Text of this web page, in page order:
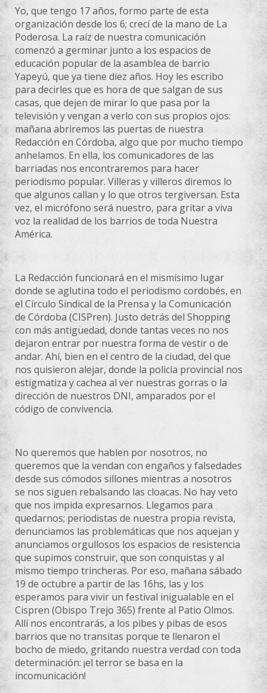
Yo, que tengo 17 años, formo parte de esta
organización desde los 6; crecí de la mano de La
Poderosa. La raíz de nuestra comunicación
comenzó a germinar junto a los espacios de
educación popular de la asamblea de barrio
Yapeyú, que ya tiene diez años. Hoy les escribo
para decirles que es hora de que salgan de sus
casas, que dejen de mirar lo que pasa por la
televisión y vengan a verlo con sus propios ojos:
mañana abriremos las puertas de nuestra
Redacción en Córdoba, algo que por mucho tiempo
anhelamos. En ella, los comunicadores de las
barriadas nos encontraremos para hacer
periodismo popular. Villeras y villeros diremos lo
que algunos callan y lo que otros tergiversan. Esta
vez, el micrófono será nuestro, para gritar a viva
voz la realidad de los barrios de toda Nuestra
América.
La Redacción funcionará en el mismísimo lugar
donde se aglutina todo el periodismo cordobés, en
el Círculo Sindical de la Prensa y la Comunicación
de Córdoba (CISPren). Justo detrás del Shopping
con más antigüedad, donde tantas veces no nos
dejaron entrar por nuestra forma de vestir o de
andar. Ahí, bien en el centro de la ciudad, del que
nos quisieron alejar, donde la policía provincial nos
estigmatiza y cachea al ver nuestras gorras o la
dirección de nuestros DNI, amparados por el
código de convivencia.
No queremos que hablen por nosotros, no
queremos que la vendan con engaños y falsedades
desde sus cómodos sillones mientras a nosotros
se nos siguen rebalsando las cloacas. No hay veto
que nos impida expresarnos. Llegamos para
quedarnos; periodistas de nuestra propia revista,
denunciamos las problemáticas que nos aquejan y
anunciamos orgullosos los espacios de resistencia
que supimos construir, que son conquistas y al
mismo tiempo trincheras. Por eso, mañana sábado
19 de octubre a partir de las 16hs, las y los
esperamos para vivir un festival inigualable en el
Cispren (Obispo Trejo 365) frente al Patio Olmos.
Allí nos encontrarás, a los pibes y pibas de esos
barrios que no transitas porque te llenaron el
bocho de miedo, gritando nuestra verdad con toda
determinación: ¡el terror se basa en la
incomunicación!